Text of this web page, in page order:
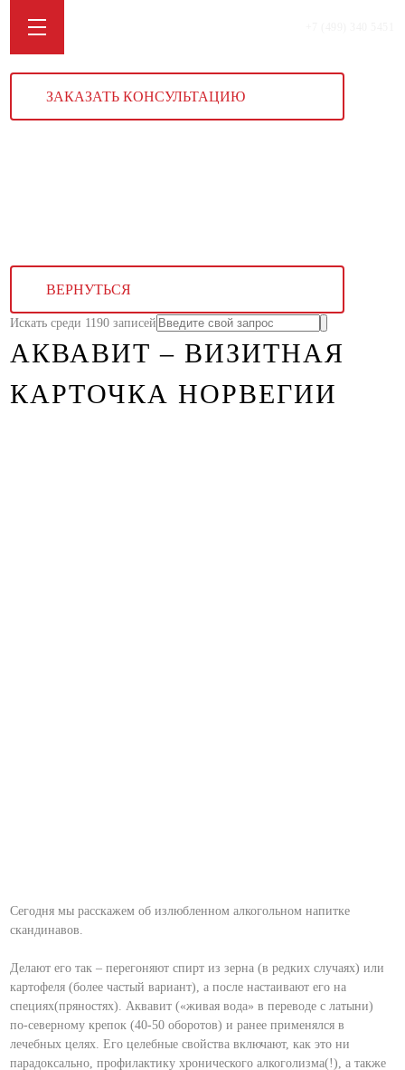
ЗАКАЗАТЬ КОНСУЛЬТАЦИЮ
ВЕРНУТЬСЯ
Искать среди 1190 записей
АКВАВИТ – ВИЗИТНАЯ
КАРТОЧКА НОРВЕГИИ
Сегодня мы расскажем об излюбленном алкогольном напитке
скандинавов.
Делают его так – перегоняют спирт из зерна (в редких случаях) или
картофеля (более частый вариант), а после настаивают его на
специях(пряностях). Аквавит («живая вода» в переводе с латыни)
по-северному крепок (40-50 оборотов) и ранее применялся в
лечебных целях. Его целебные свойства включают, как это ни
парадоксально, профилактику хронического алкоголизма(!), а также